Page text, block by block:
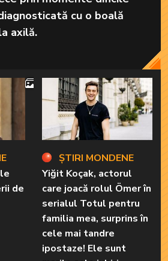
cu o boală
axilă.
de
ȘTIRI MONDENE
Yiğit Koçak, actorul
care joacă rolul Ömer în
serialul Totul pentru
familia mea, surprins în
cele mai tandre
ipostaze! Ele sunt